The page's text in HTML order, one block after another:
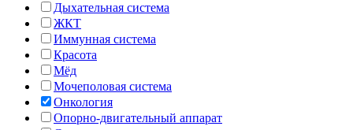
Дыхательная система
ЖКТ
Иммунная система
Красота
Мёд
Мочеполовая система
Онкология
Опорно-двигательный аппарат